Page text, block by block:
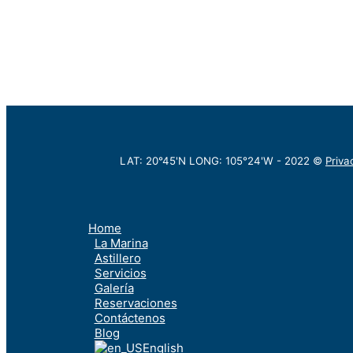
LAT: 20°45'N LONG: 105°24'W - 2022 ©
Home
La Marina
Astillero
Servicios
Galería
Reservaciones
Contáctenos
Blog
English